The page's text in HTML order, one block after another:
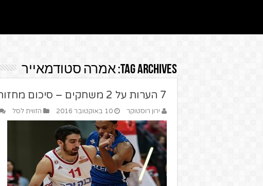
Tag Archives: אמרה סטודמאייר
7 הערות על 2 משחקים – סיכום מחזור הכדורסל
ירון רוסטוקר 10 באוקטובר 2016 הזווית לסל